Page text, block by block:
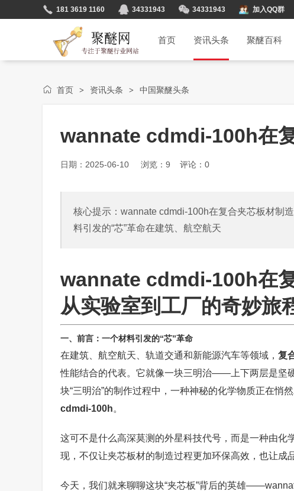
181 3619 1160 34331943 34331943 加入QQ群
首页 资讯头条 聚醚百科
首页 > 资讯头条 > 中国聚醚头条
wannate cdmdi-100h在
日期：2025-06-10 浏览： 9 评论：0
核心提示：wannate cdmdi-100h在复合夹芯板材制
料引发的“芯”革命在建筑、航空航天
wannate cdmdi-100h在
从实验室到工厂的奇妙旅
一、前言：一个材料引发的“芯”革命
在建筑、航空航天、轨道交通和新能源汽车等领域， 复
性能结合的代表。它就像一块三明治——上下两层是坚
块“三明治”的制作过程中，一种神秘的化学物质正在
cdmdi-100h。
这可不是什么高深莫测的外星科技代号，而是一种由
现，不仅让夹芯板材的制造过程更加环保高效，也让成
今天，我们就来聊聊这块“夹芯板”背后的英雄